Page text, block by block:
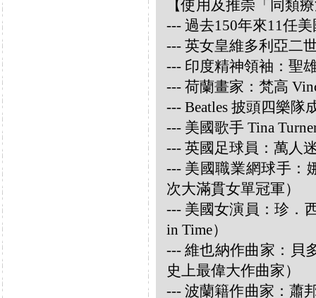
【使用及推崇「同類
--- 過去150年來11任
--- 英女皇維多利亞二
--- 印度精神領袖：聖
--- 荷蘭畫家：梵高
--- Beatles 披頭四樂隊
--- 美國歌手 Tina
--- 英國足球員：萬人
--- 美國職業網球手：
次大滿貫女單冠軍）
--- 美國女演員：珍．
in Time）
--- 維也納作曲家：貝
史上最偉大作曲家）
--- 波蘭籍作曲家：蕭